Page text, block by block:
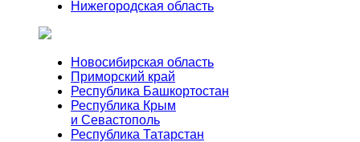
Нижегородская область
Новосибирская область
Приморский край
Республика Башкортостан
Республика Крым
и Севастополь
Республика Татарстан